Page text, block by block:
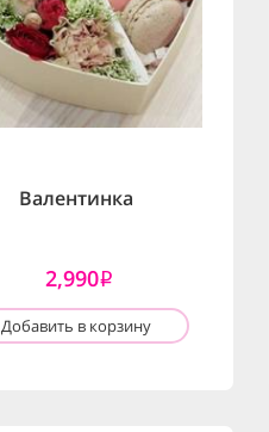
Валентинка
2,990i
Добавить в корзину